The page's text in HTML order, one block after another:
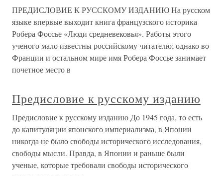
ПРЕДИСЛОВИЕ К РУССКОМУ ИЗДАНИЮ На русском
языке впервые выходит книга французского историка
Робера Фоссье «Люди средневековья». Работы этого
ученого мало известны российскому читателю; однако во
Франции и остальном мире имя Робера Фоссье занимает
почетное место в
Предисловие к русскому изданию
Предисловие к русскому изданию До 1945 года, то есть
до капитуляции японского империализма, в Японии
никогда не было свободы исторического исследования,
свободы мысли. Правда, в Японии и раньше были
ученые, которые требовали свободы исторического